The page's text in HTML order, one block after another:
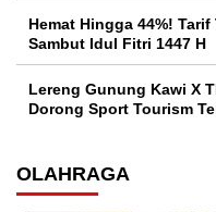
Hemat Hingga 44%!
Sambut Idul Fitri 1447 H
Lereng Gunung Kawi X
Dorong Sport Tourism
OLAHRAGA